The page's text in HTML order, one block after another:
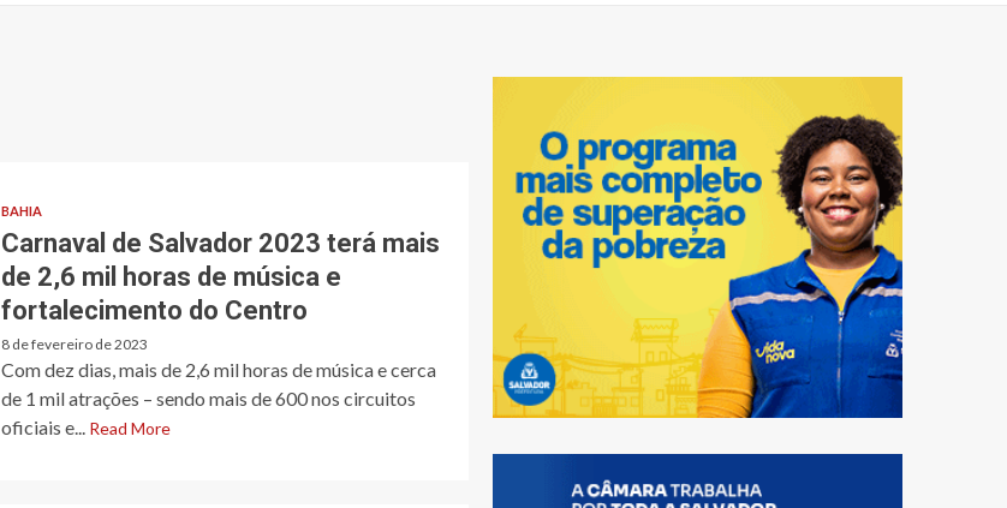
BAHIA
Carnaval de Salvador 2023 terá mais
de 2,6 mil horas de música e
fortalecimento do Centro
8 de fevereiro de 2023
Com dez dias, mais de 2,6 mil horas de música e cerca
de 1 mil atrações – sendo mais de 600 nos circuitos
oficiais e...
Read More